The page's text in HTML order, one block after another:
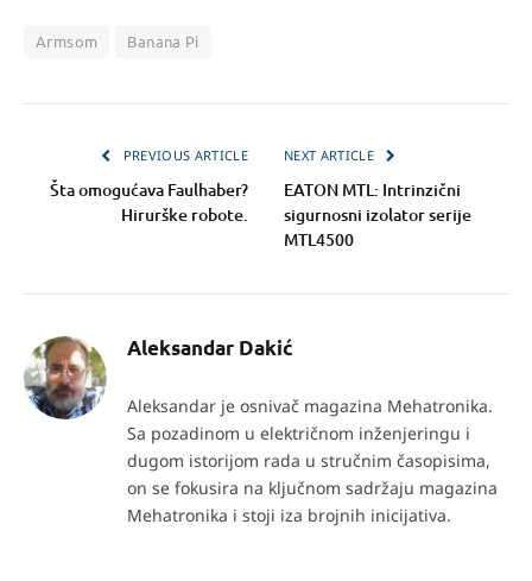
Armsom Banana Pi
PREVIOUS ARTICLE
Šta omogućava Faulhaber?
Hirurške robote.
NEXT ARTICLE
EATON MTL: Intrinzični
sigurnosni izolator serije
MTL4500
Aleksandar Dakić
Aleksandar je osnivač magazina Mehatronika.
Sa pozadinom u električnom inženjeringu i
dugom istorijom rada u stručnim časopisima,
on se fokusira na ključnom sadržaju magazina
Mehatronika i stoji iza brojnih inicijativa.